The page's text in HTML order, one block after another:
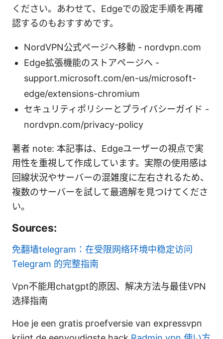
ください。あわせて、Edgeでの設定手順を再確
認するのもおすすめです。
NordVPN公式ページへ移動 - nordvpn.com
Edge拡張機能のストアページへ -
support.microsoft.com/en-us/microsoft-
edge/extensions-chromium
セキュリティポリシーとプライバシーガイド -
nordvpn.com/privacy-policy
著者 note: 本記事は、Edgeユーザーの視点で実
用性を重視して作成しています。実際の使用感は
回線状況やサーバーの混雑度に左右されるため、
複数のサーバーを試して最適解を見つけてくださ
い。
Sources:
免翻墙telegram：在受限网络环境中稳定访问
Telegram 的完整指南
Vpn不能用chatgpt的原因、解决方法与最佳VPN
选择指南
Hoe je een gratis proefversie van expressvpn